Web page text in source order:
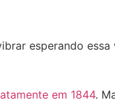
esperando
em 1844.